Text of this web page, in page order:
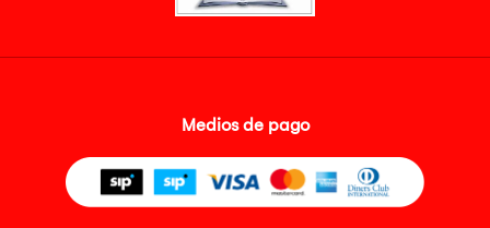
Medios de pago